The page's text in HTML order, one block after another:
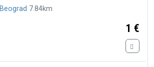
Beograd 7.84km
1 €